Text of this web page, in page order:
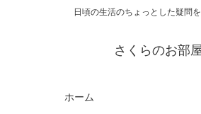
日頃の生活のちょっとした疑問
さくらのお部
ホーム